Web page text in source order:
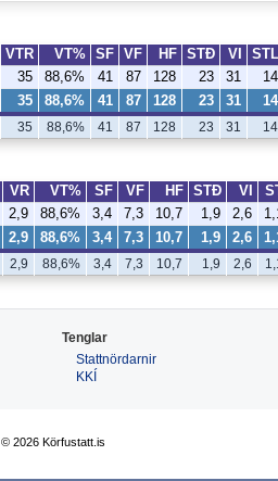
VTR VT% SF VF HF STÐ VI STL
35 88,6% 41 87 128 23 31 14
35 88,6% 41 87 128 23 31 14
35 88,6% 41 87 128 23 31 14
VR VT% SF VF HF STÐ VI
2,9 88,6% 3,4 7,3 10,7 1,9 2,6
2,9 88,6% 3,4 7,3 10,7 1,9 2,6
2,9 88,6% 3,4 7,3 10,7 1,9 2,6
Tenglar
Stattnördarnir
KKÍ
© 2026 Körfustatt.is